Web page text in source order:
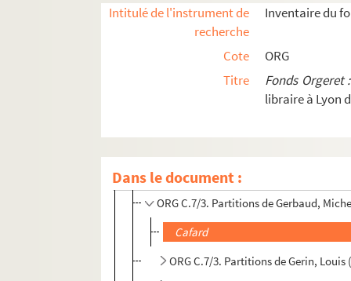
Intitulé de l'instrument de
recherche
Inventaire du
Cote
ORG
Titre
Fonds Orgeret
libraire à Lyon
Dans le document :
ORG C.7/2. Partitions de Gaudet,
ORG C.7/3. Partitions de Gautherat,
ORG C.7/3. Partitions de Gauwin,
ORG C.7/3. Partitions de Gavel,
ORG C.7/3. Partitions de Gélas
ORG C.7/3. Partitions de Georges,
ORG C.7/3. Partitions de Gerbaud,
ORG C.7/3. Partitions de Gerbaud,
Cafard
ORG C.7/3. Partitions de Gerin,